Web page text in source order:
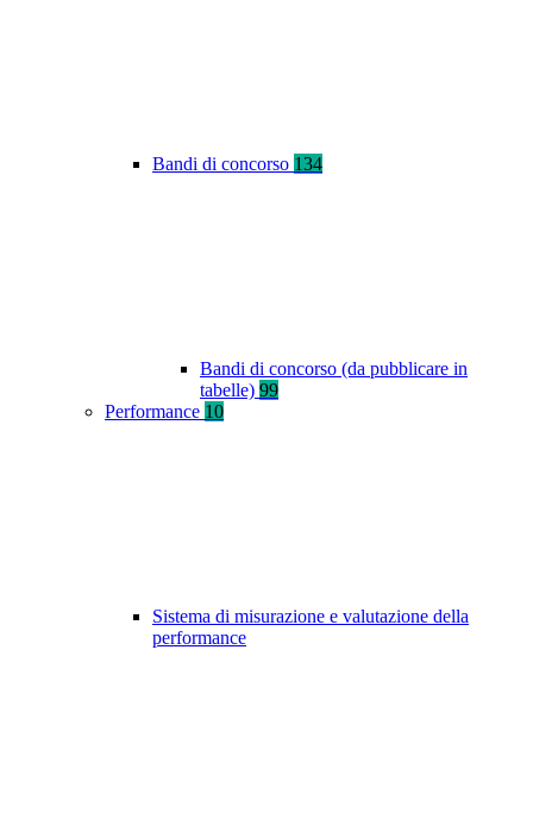
Bandi di concorso 134
Bandi di concorso (da pubblicare in
tabelle) 99
Performance 10
Sistema di misurazione e valutazione della
performance